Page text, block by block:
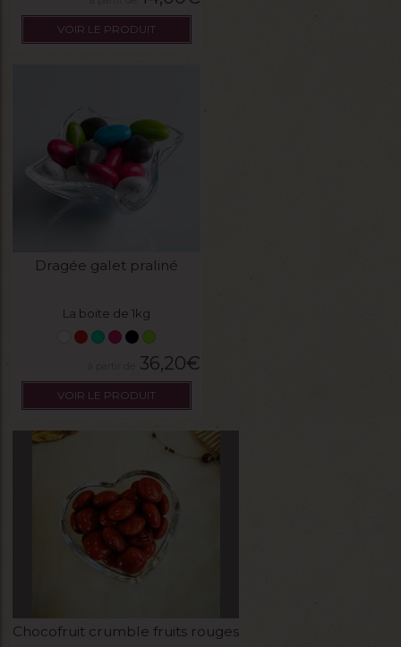
VOIR LE PRODUIT
Dragée galet praliné
La boite de 1kg
36,20€
VOIR LE PRODUIT
Chocofruit crumble fruits rouges